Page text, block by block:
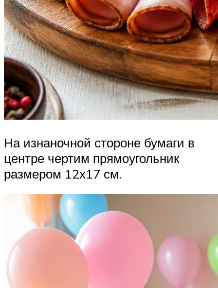
На изнаночной стороне бумаги в
центре чертим прямоугольник
размером 12х17 см.